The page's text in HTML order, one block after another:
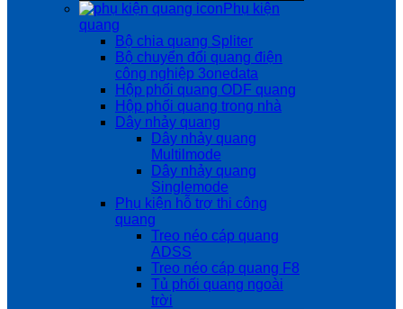
Phụ kiện
quang
Bộ chia quang Spliter
Bộ chuyển đổi quang điện
công nghiệp 3onedata
Hộp phối quang ODF quang
Hộp phối quang trong nhà
Dây nhảy quang
Dây nhảy quang
Multilmode
Dây nhảy quang
Singlemode
Phụ kiện hỗ trợ thi công
quang
Treo néo cáp quang
ADSS
Treo néo cáp quang F8
Tủ phối quang ngoài
trời